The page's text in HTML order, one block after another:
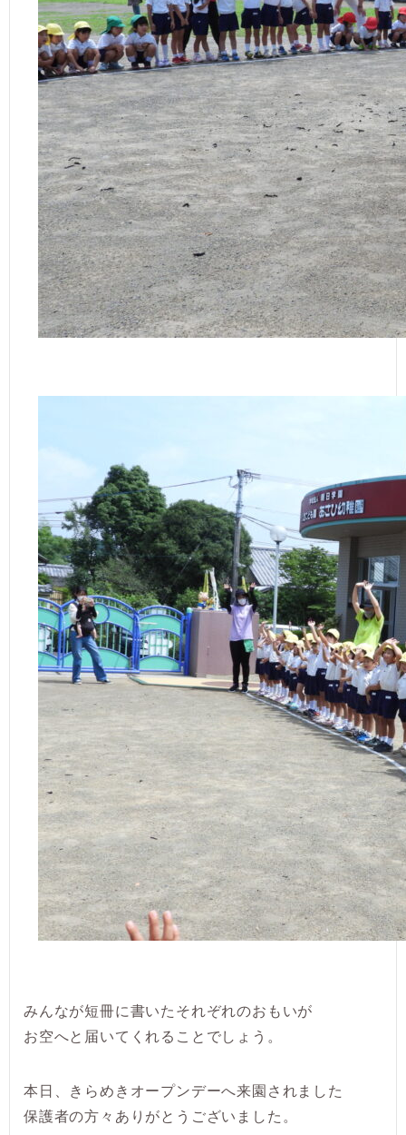
みんなが短冊に書いたそれぞれのおもいが
お空へと届いてくれることでしょう。
本日、きらめきオープンデーへ来園されました
保護者の方々ありがとうございました。